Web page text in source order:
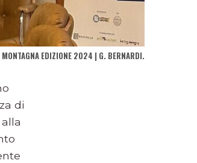
MONTAGNA EDIZIONE 2024 | G. BERNARDI.
di